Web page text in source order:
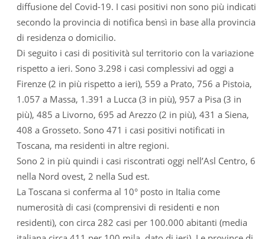
diffusione del Covid-19. I casi positivi non sono più indicati
secondo la provincia di notifica bensì in base alla provincia
di residenza o domicilio.
Di seguito i casi di positività sul territorio con la variazione
rispetto a ieri. Sono 3.298 i casi complessivi ad oggi a
Firenze (2 in più rispetto a ieri), 559 a Prato, 756 a Pistoia,
1.057 a Massa, 1.391 a Lucca (3 in più), 957 a Pisa (3 in
più), 485 a Livorno, 695 ad Arezzo (2 in più), 431 a Siena,
408 a Grosseto. Sono 471 i casi positivi notificati in
Toscana, ma residenti in altre regioni.
Sono 2 in più quindi i casi riscontrati oggi nell’Asl Centro, 6
nella Nord ovest, 2 nella Sud est.
La Toscana si conferma al 10° posto in Italia come
numerosità di casi (comprensivi di residenti e non
residenti), con circa 282 casi per 100.000 abitanti (media